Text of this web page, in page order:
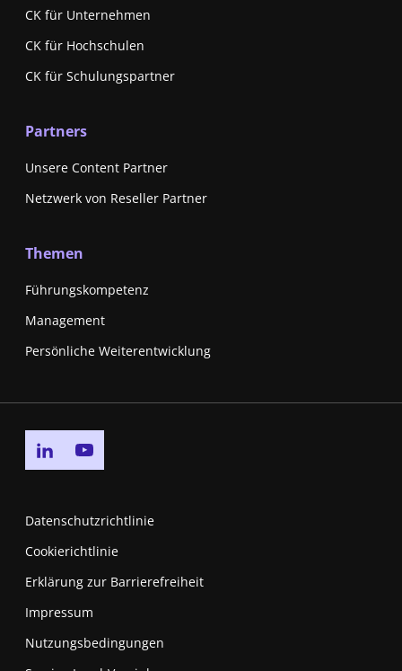
CK für Unternehmen
CK für Hochschulen
CK für Schulungspartner
Partners
Unsere Content Partner
Netzwerk von Reseller Partner
Themen
Führungskompetenz
Management
Persönliche Weiterentwicklung
Go to linkedin page
Datenschutzrichtlinie
Cookierichtlinie
Erklärung zur Barrierefreiheit
Impressum
Nutzungsbedingungen